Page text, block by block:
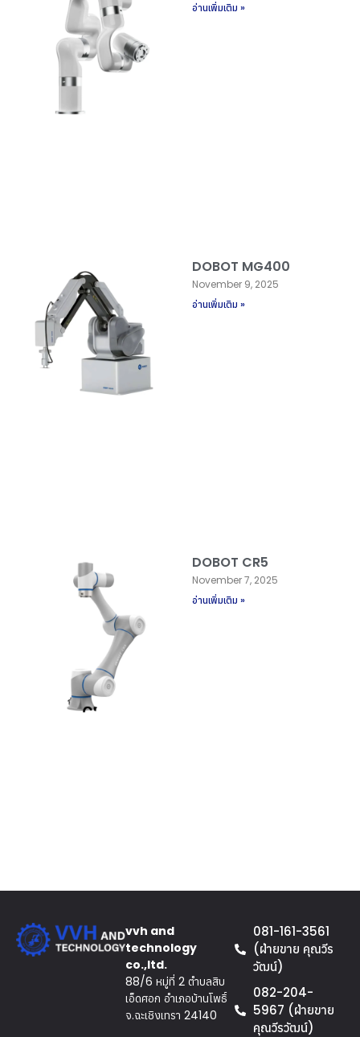
อ่านเพิ่มเติม »
DOBOT MG400
November 9, 2025
อ่านเพิ่มเติม »
DOBOT CR5
November 7, 2025
อ่านเพิ่มเติม »
vvh and
technology
co.,ltd.
88/6 หมู่ที่ 2 ตำบลสิบ
เอ็ดศอก อำเภอบ้านโพธิ์
จ.ฉะเชิงเทรา 24140
081-161-3561
(ฝ่ายขาย คุณวีร
วัฒน์)
082-204-
5967 (ฝ่ายขาย
คุณวีรวัฒน์)